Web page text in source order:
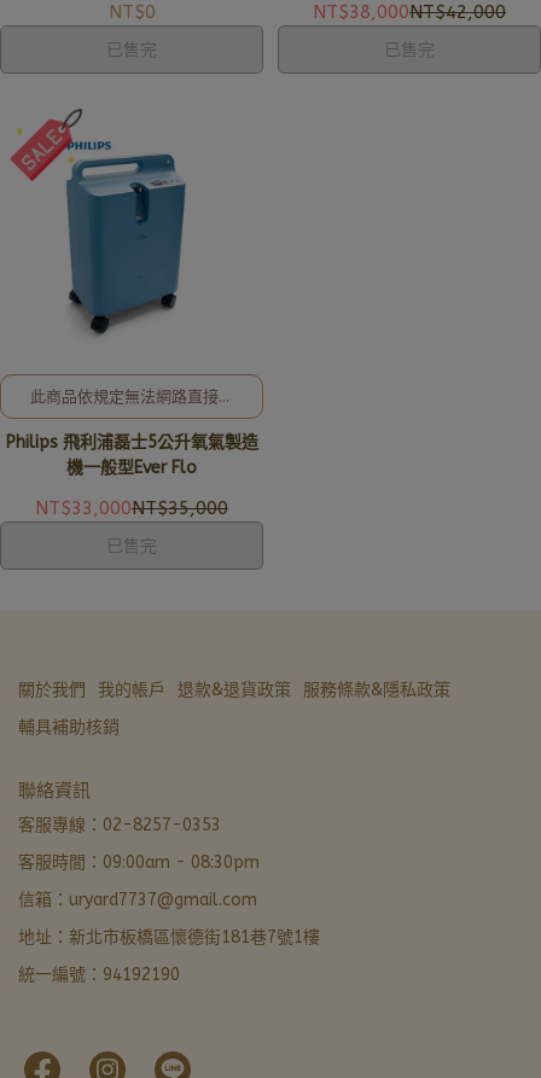
NT$0
已售完
NT$38,000NT$42,000
已售完
此商品依規定無法網路直接販
售! 全新公司貨、現貨充足，歡
迎洽詢02-8257-0353或加入
亞德官方LINE ID: @uryard，謝
Philips 飛利浦磊士5公升氧氣製造
機一般型Ever Flo
NT$33,000NT$35,000
已售完
關於我們 我的帳戶 退款&退貨政策
服務條款&隱私政策
輔具補助核銷
聯絡資訊
客服專線：02-8257-0353
客服時間：09:00am - 08:30pm
信箱：uryard7737@gmail.com
地址：新北市板橋區懷德街181巷7號1樓
統一編號：94192190
最快回覆